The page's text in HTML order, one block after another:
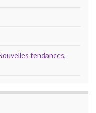
tendances,